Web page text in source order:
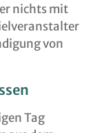
nichts mit
von
Tag